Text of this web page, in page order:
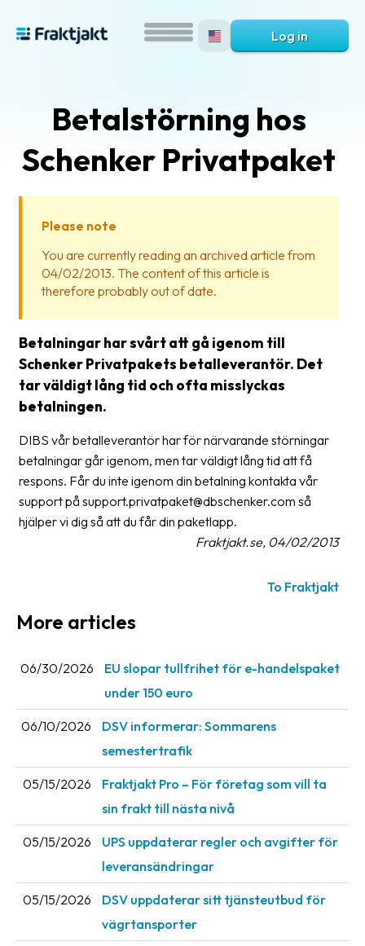
is
Fraktjakt?
Help?
FAQ
Glossary
Shipping
documents
Printer
settings
terms
Pickups
Downloads
Barcode
scanner
Support
About
Log in
Betalstörning hos
Schenker Privatpaket
Please note
You are currently reading an archived article from
04/02/2013. The content of this article is
therefore probably out of date.
Betalningar har svårt att gå igenom till
Schenker Privatpakets betalleverantör. Det
tar väldigt lång tid och ofta misslyckas
betalningen.
DIBS vår betalleverantör har för närvarande störningar
betalningar går igenom, men tar väldigt lång tid att få
respons. Får du inte igenom din betalning kontakta vår
support på support.privatpaket@dbschenker.com så
hjälper vi dig så att du får din paketlapp.
Fraktjakt.se, 04/02/2013
To Fraktjakt
More articles
06/30/2026
EU slopar tullfrihet för e-handelspaket
under 150 euro
06/10/2026
DSV informerar: Sommarens
semestertrafik
05/15/2026
Fraktjakt Pro – För företag som vill ta
sin frakt till nästa nivå
05/15/2026
UPS uppdaterar regler och avgifter för
leveransändringar
05/15/2026
DSV uppdaterar sitt tjänsteutbud för
vägrtansporter